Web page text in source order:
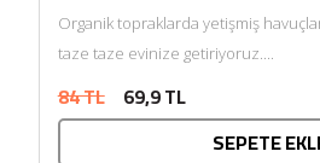
Organik topraklarda yetişmiş
taze taze evinize getiriyoruz....
84 TL 69,9 TL
SEPETE